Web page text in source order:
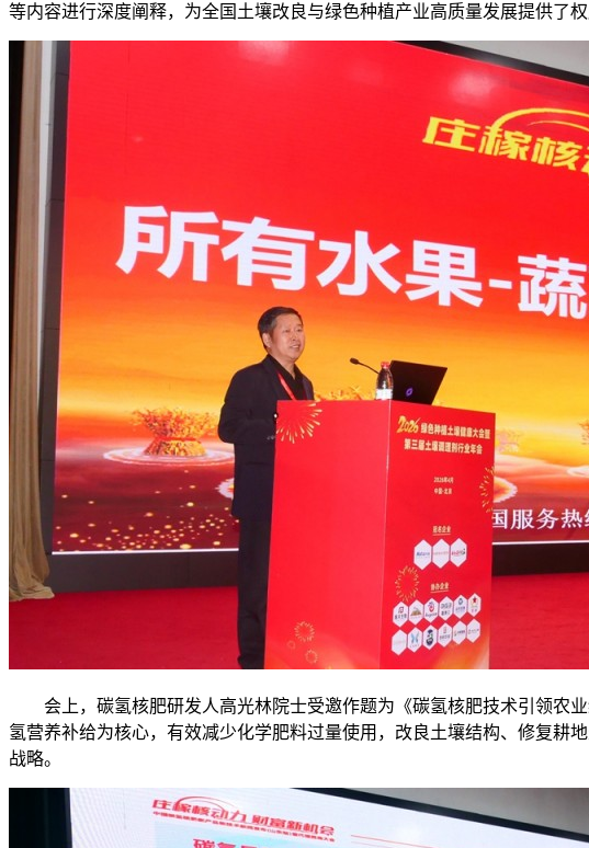
等内容进行深度阐释，为全国土壤改良与绿色种植产业高质量发展提供了权
会上，碳氢核肥研发人高光林院士受邀作题为《碳氢核肥技术引领农
氢营养补给为核心，有效减少化学肥料过量使用，改良土壤结构、修复耕
战略。